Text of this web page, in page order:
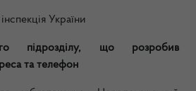
України
підрозділу, що розробив
та телефон